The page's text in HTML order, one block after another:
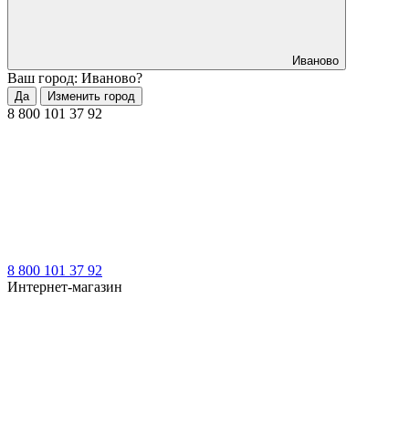
Иваново
Ваш город: Иваново?
Да Изменить город
8 800 101 37 92
8 800 101 37 92
Интернет-магазин